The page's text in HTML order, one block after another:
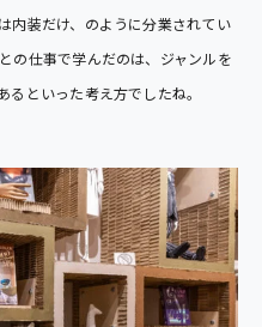
内装だけ、のように分業されてい
の仕事で学んだのは、ジャンルを
といった考え方でしたね。